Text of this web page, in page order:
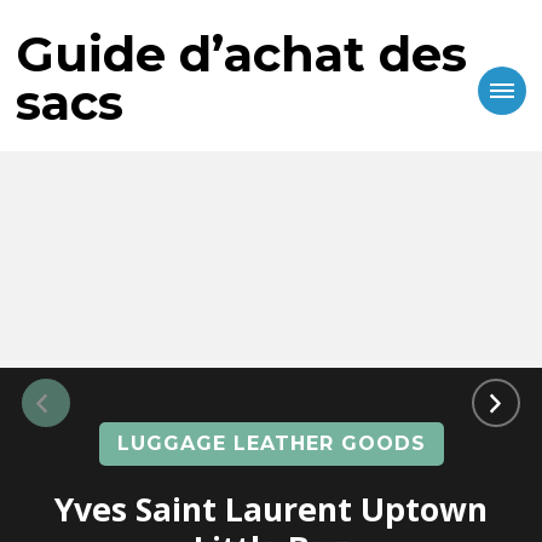
Guide d’achat des
sacs
LUGGAGE LEATHER GOODS
Yves Saint Laurent Uptown